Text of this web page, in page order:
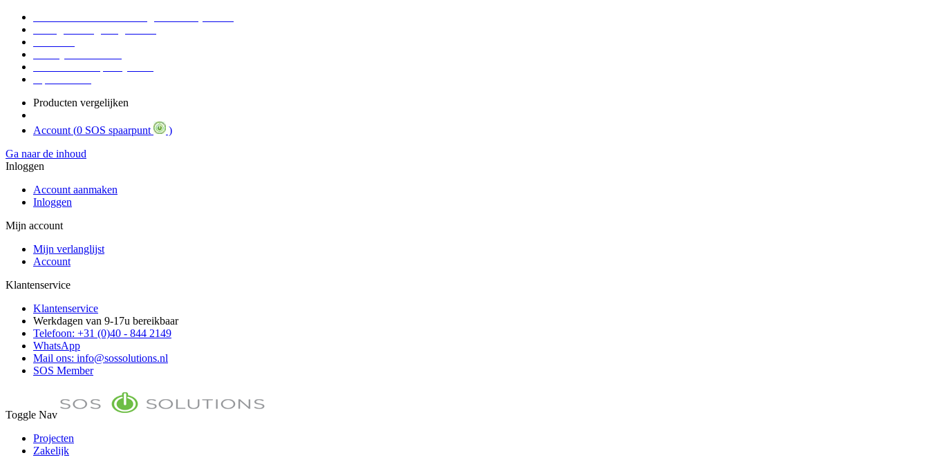
Producten vergelijken
Account (0 SOS spaarpunt
)
Ga naar de inhoud
Inloggen
Account aanmaken
Inloggen
Mijn account
Mijn verlanglijst
Account
Klantenservice
Klantenservice
Werkdagen van 9-17u bereikbaar
Telefoon: +31 (0)40 - 844 2149
WhatsApp
Mail ons: info@sossolutions.nl
SOS Member
Toggle Nav
Projecten
Zakelijk